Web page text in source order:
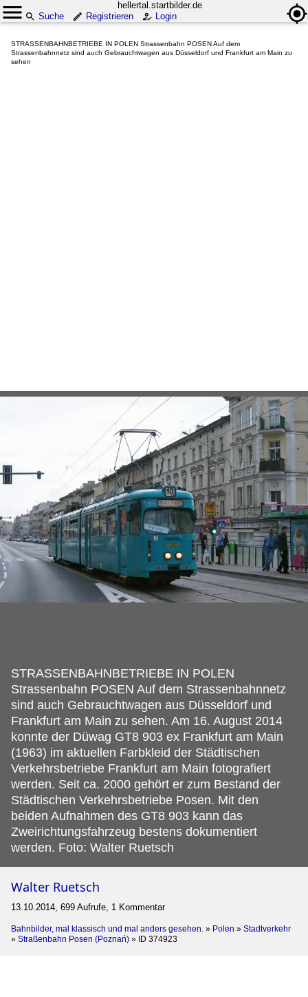
hellertal.startbilder.de
Suche
Registrieren Login
STRASSENBAHNBETRIEBE IN POLEN Strassenbahn POSEN Auf dem
Strassenbahnnetz sind auch Gebrauchtwagen aus Düsseldorf und Frankfurt am Main zu
sehen
STRASSENBAHNBETRIEBE IN POLEN
Strassenbahn POSEN Auf dem Strassenbahnnetz
sind auch Gebrauchtwagen aus Düsseldorf und
Frankfurt am Main zu sehen. Am 16. August 2014
konnte der Düwag GT8 903 ex Frankfurt am Main
(1963) im aktuellen Farbkleid der Städtischen
Verkehrsbetriebe Frankfurt am Main fotografiert
werden. Seit ca. 2000 gehört er zum Bestand der
Städtischen Verkehrsbetriebe Posen. Mit den
beiden Aufnahmen des GT8 903 kann das
Zweirichtungsfahrzeug bestens dokumentiert
werden. Foto: Walter Ruetsch
Walter Ruetsch
13.10.2014, 699 Aufrufe, 1 Kommentar
Bahnbilder, mal klassisch und mal anders gesehen. » Polen » Stadtverkehr
» Straßenbahn Posen (Poznań) » ID 374923